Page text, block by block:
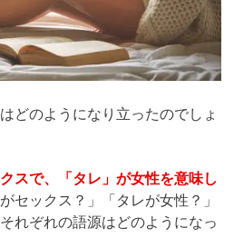
どのようになり立ったのでしょ
スで、「タレ」が女性を意味し
がセックス？」「タレが女性？」
れぞれの語源はどのようになっ